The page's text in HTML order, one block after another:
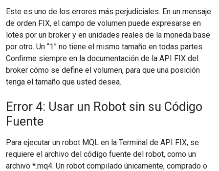
Este es uno de los errores más perjudiciales. En un mensaje
de orden FIX, el campo de volumen puede expresarse en
lotes por un broker y en unidades reales de la moneda base
por otro. Un “1” no tiene el mismo tamaño en todas partes.
Confirme siempre en la documentación de la API FIX del
broker cómo se define el volumen, para que una posición
tenga el tamaño que usted desea.
Error 4: Usar un Robot sin su Código
Fuente
Para ejecutar un robot MQL en la Terminal de API FIX, se
requiere el archivo del código fuente del robot, como un
archivo *.mq4. Un robot compilado únicamente, comprado o